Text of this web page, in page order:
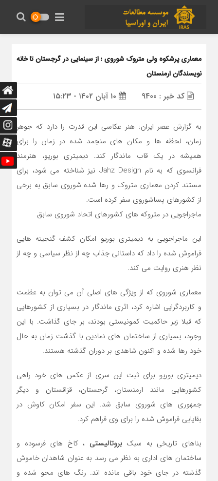
معماری پرشکوه ولی متروک شوروی ؛ از سینمایی در گرجستان تا خانه
نویسندگان ارمنستان
کد خبر : 9400
به گزارش عصر ایران: هنر عکاسی این قدرت را دارد که جوهر
زمان، لحظه ها و مکان های منجمد شده در زمان را برای
همیشه در یک قاب ماندگار کند. دیمیتری بوریو، هنرمند
فرانسوی که به نام Jahz Design نیز شناخته می شود، برای
مستند کردن معماری متروک و رها شده شوروی سابق به برخی
از کشورهای پساشوروی سفر کرده است.
ماجراجویی در متروکه های کشورهای اتحاد شوروی سابق
این ماجراجویی به دیمیتری بوریو امکان کشف گنجینه هایی
فراموش شده را داد که داستانی جذاب چه از نظر سیاسی و چه از
نظر هنری روایت می کند.
معماری شوروی که از ویژگی های اصلی آن می توان به عظمت
و کاربردگرایی اشاره کرد، اثری ماندگار در بسیاری از کشورهایی
که قبلا زیر حاکمیت کمونیستی بودند، بر جای گذاشت. با این
وجود، بسیاری از ساختمان های نمادین با گذشت زمان به حال
خود رها شده و اکنون شاهدی بر دوران گذشته هستند.
دیمیتری بوریو برای ثبت این سری از عکس های خود راهی
کشورهایی مانند ارمنستان، گرجستان، قزاقستان و دیگر
جمهوری های شوروی سابق شد. این سفر امکان کاوش در
بقایایی فراموش شده را برای وی فراهم کرد.
بناهای تاریخی به سبکبروتالیستی ، کاخ های فرسوده و
ساختمان های اداری به نظر می رسد به عنوان شاهدان خاموش
گذشته در جای خود باقی مانده اند. رنگ های محو شده و